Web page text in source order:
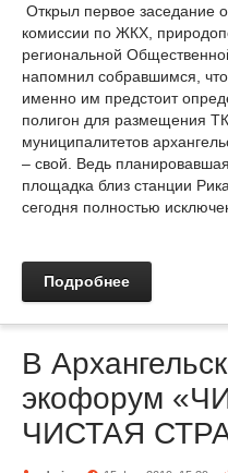
Открыл первое заседание
комиссии по ЖКХ,
региональной
напомнил собравшимся,
именно им предстоит
полигон для размещения
муниципалитетов
– свой. Ведь
площадка близ станции
сегодня полностью
Подробнее
В
экофорум
ЧИСТАЯ